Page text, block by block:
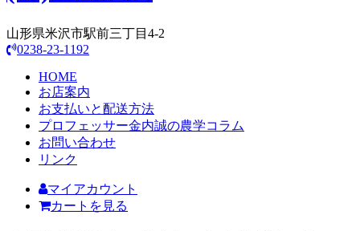
山形県米沢市駅前三丁目4-2
0238-23-1192
HOME
お店案内
お支払いと配送方法
プロフェッサー金内誠の農学コラム
お問い合わせ
リンク
マイアカウント
カートを見る